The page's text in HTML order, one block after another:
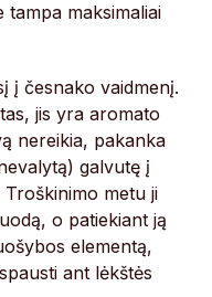
maksimaliai
į česnako vaidmenį.
jis yra aromato
nereikia, pakanka
galvutę į
metu ji
o patiekiant ją
elementą,
ant lėkštės